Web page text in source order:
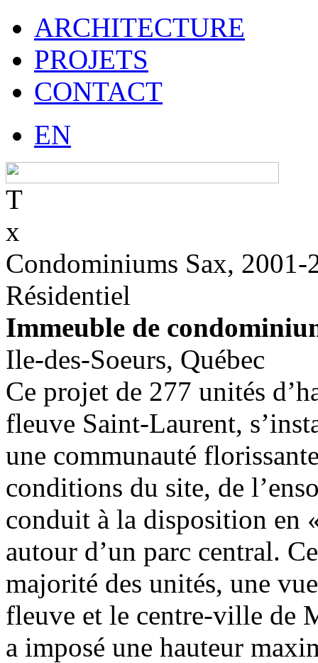
ARCHITECTURE
PROJETS
CONTACT
EN
T
x
Condominiums Sax, 2001-
Résidentiel
Immeuble de
Ile-des-Soeurs, Québec
Ce projet de 277 unités
fleuve Saint-Laurent,
une communauté
conditions du site, de
conduit à la disposition en
autour d’un parc central.
majorité des unités, une
fleuve et le centre-ville de
a imposé une hauteur